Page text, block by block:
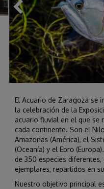
El Acuario de Zaragoza se
la celebración de la
acuario fluvial en el que se
cada continente. Son el
Amazonas (América), el
(Oceanía) y el Ebro
de 350 especies
ejemplares, repartidos en
Nuestro objetivo principal